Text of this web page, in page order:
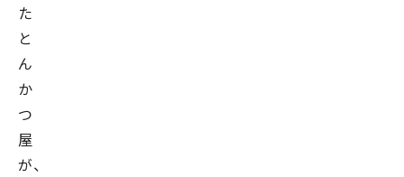
た
と
ん
か
つ
屋
が、